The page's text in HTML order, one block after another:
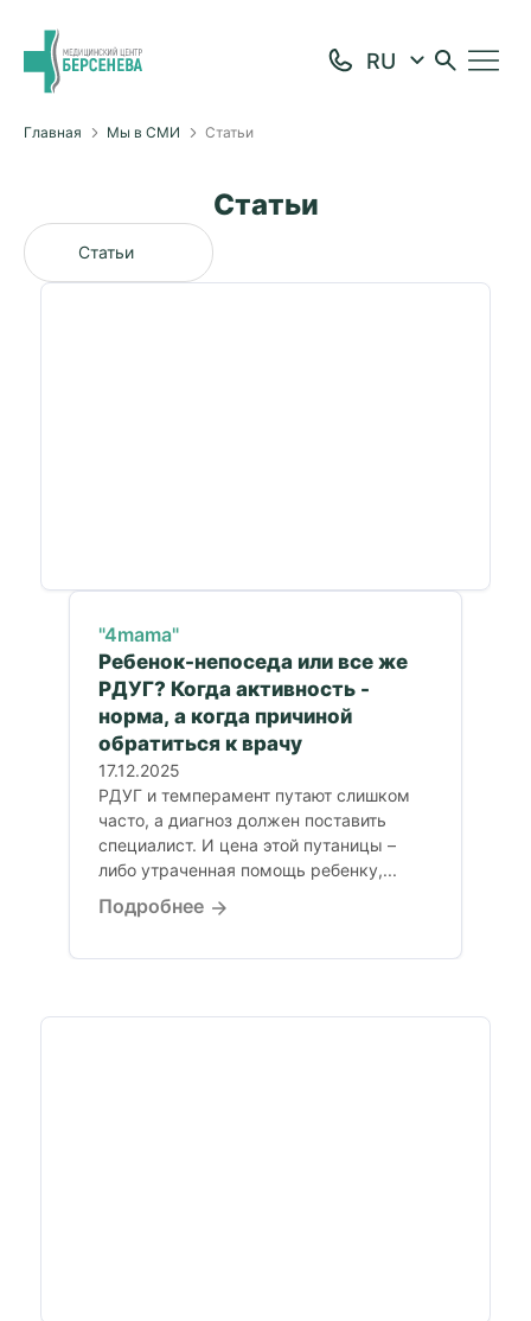
Главная Мы в СМИ Статьи
Статьи
"4mama"
Ребенок-непоседа или все же
РДУГ? Когда активность -
норма, а когда причиной
обратиться к врачу
17.12.2025
РДУГ и темперамент путают слишком
часто, а диагноз должен поставить
специалист. И цена этой путаницы –
либо утраченная помощь ребенку,...
Подробнее